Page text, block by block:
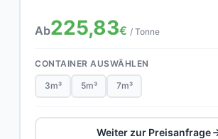
Ab225,83€ / Tonne
CONTAINER AUSWÄHLEN
3m³ 5m³ 7m³
Weiter zur Preisanfrage